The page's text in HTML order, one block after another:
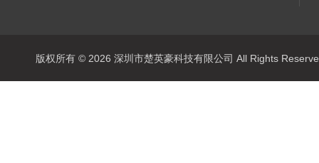
版权所有 © 2026 深圳市楚英豪科技有限公司 All Rights